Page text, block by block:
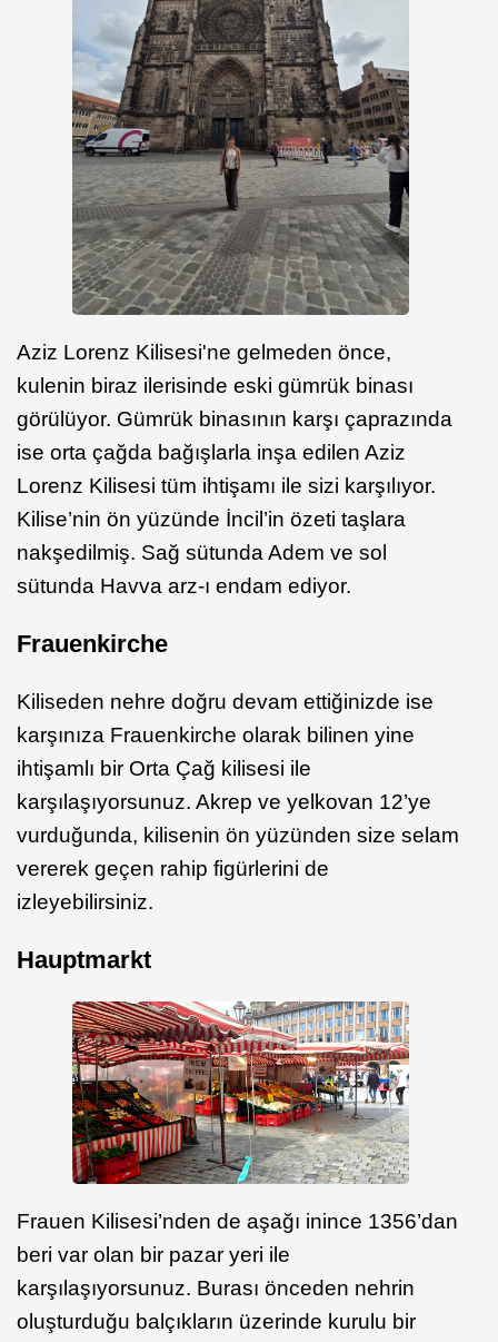
Aziz Lorenz Kilisesi'ne gelmeden önce,
kulenin biraz ilerisinde eski gümrük binası
görülüyor. Gümrük binasının karşı çaprazında
ise orta çağda bağışlarla inşa edilen Aziz
Lorenz Kilisesi tüm ihtişamı ile sizi karşılıyor.
Kilise’nin ön yüzünde İncil’in özeti taşlara
nakşedilmiş. Sağ sütunda Adem ve sol
sütunda Havva arz-ı endam ediyor.
Frauenkirche
Kiliseden nehre doğru devam ettiğinizde ise
karşınıza Frauenkirche olarak bilinen yine
ihtişamlı bir Orta Çağ kilisesi ile
karşılaşıyorsunuz. Akrep ve yelkovan 12’ye
vurduğunda, kilisenin ön yüzünden size selam
vererek geçen rahip figürlerini de
izleyebilirsiniz.
Hauptmarkt
Frauen Kilisesi’nden de aşağı inince 1356’dan
beri var olan bir pazar yeri ile
karşılaşıyorsunuz. Burası önceden nehrin
oluşturduğu balçıkların üzerinde kurulu bir